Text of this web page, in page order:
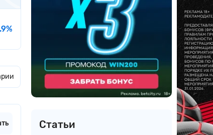
Статьи